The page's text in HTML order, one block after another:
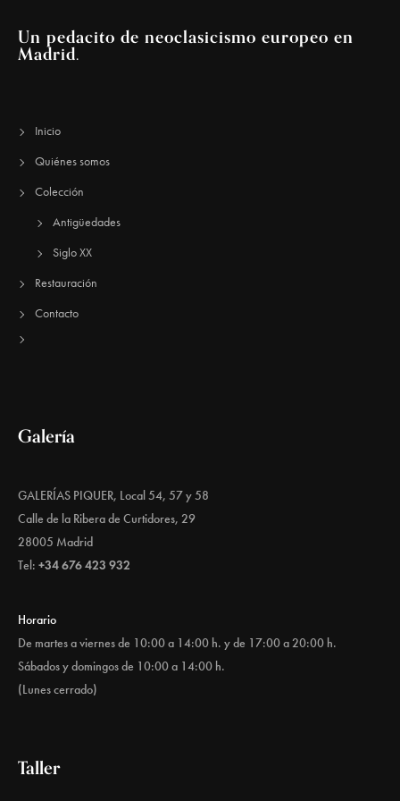
Un pedacito de neoclasicismo europeo en
Madrid.
Inicio
Quiénes somos
Colección
Antigüedades
Siglo XX
Restauración
Contacto
Galería
GALERÍAS PIQUER, Local 54, 57 y 58
Calle de la Ribera de Curtidores, 29
28005 Madrid
Tel: +34 676 423 932
Horario
De martes a viernes de 10:00 a 14:00 h. y de 17:00 a 20:00 h.
Sábados y domingos de 10:00 a 14:00 h.
(Lunes cerrado)
Taller